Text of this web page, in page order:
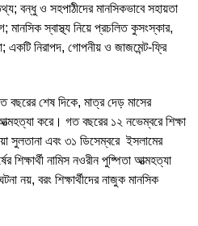
বন্ধু ও সহপাঠীদের মানসিকভাবে সহায়তা
স্বাস্থ্য নিয়ে প্রচলিত কুসংস্কার,
একটি নিরাপদ, গোপনীয় ও জাজমেন্ট-ফ্রি
বছরের শেষ দিকে, মাত্র দেড় মাসের
আত্মহত্যা করে। গত বছরের ১২ নভেম্বরে শিক্ষা
সুলতানা এবং ৩১ ডিসেম্বরে ইসলামের
শিক্ষার্থী নামিস নওরীন পুষ্পিতা আত্মহত্যা
নয়, বরং শিক্ষার্থীদের নাজুক মানসিক